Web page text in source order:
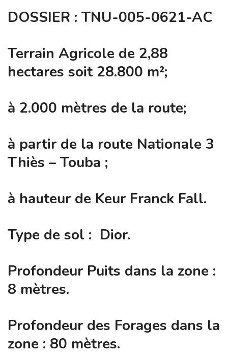
DOSSIER : TNU-005-0621-AC
Terrain Agricole de 2,88
hectares soit 28.800 m²;
à 2.000 mètres de la route;
à partir de la route Nationale 3
Thiès – Touba ;
à hauteur de Keur Franck Fall.
Type de sol : Dior.
Profondeur Puits dans la zone :
8 mètres.
Profondeur des Forages dans la
zone : 80 mètres.